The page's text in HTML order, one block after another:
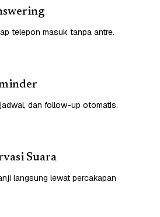
telepon masuk tanpa antre.
dan follow-up otomatis.
Suara
langsung lewat percakapan